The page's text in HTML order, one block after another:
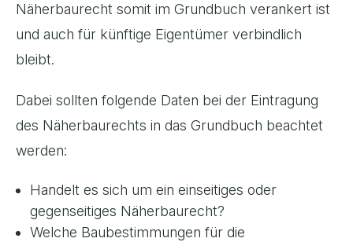
Näherbaurecht somit im Grundbuch verankert ist
und auch für künftige Eigentümer verbindlich
bleibt.
Dabei sollten folgende Daten bei der Eintragung
des Näherbaurechts in das Grundbuch beachtet
werden:
Handelt es sich um ein einseitiges oder
gegenseitiges Näherbaurecht?
Welche Baubestimmungen für die